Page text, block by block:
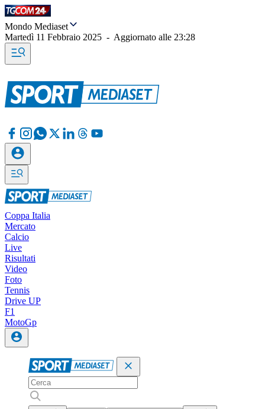
Mondo Mediaset
Martedì 11 Febbraio 2025 - Aggiornato alle 23:28
Coppa Italia
Mercato
Calcio
Live
Risultati
Video
Foto
Tennis
Drive UP
F1
MotoGp